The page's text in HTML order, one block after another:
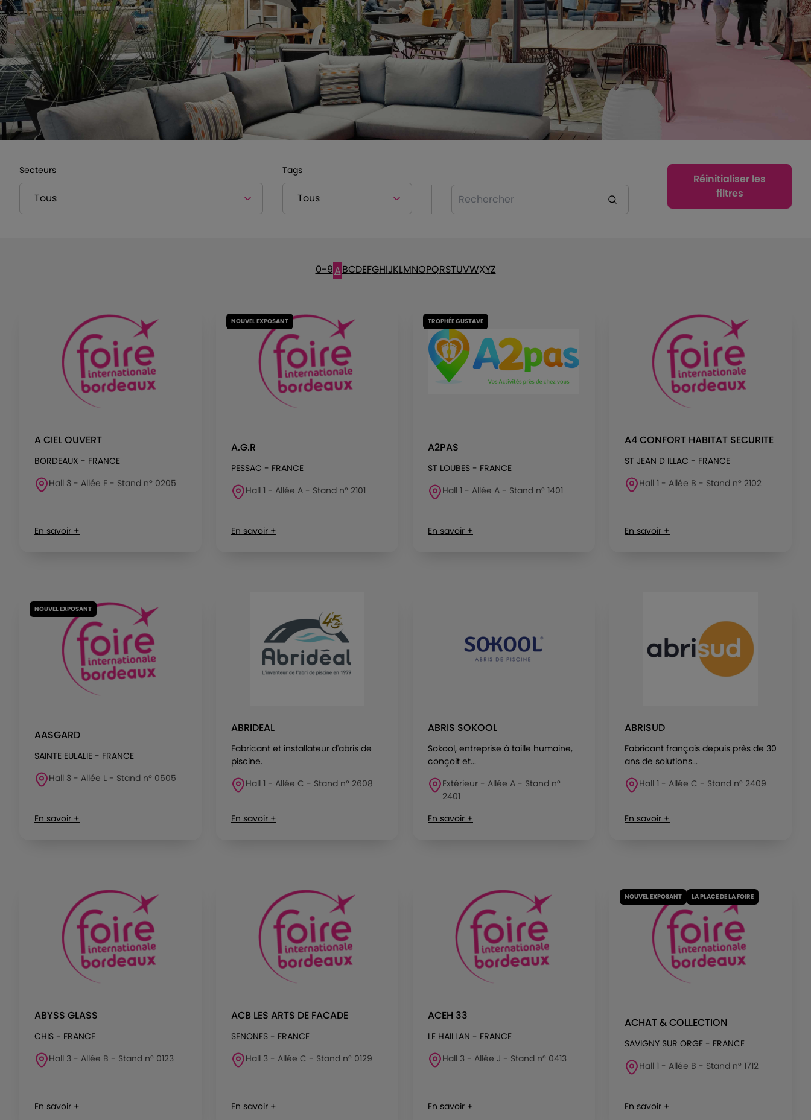
Secteurs Tags
Rechercher
Réinitialiser les
filtres
0-9ABCDEFGHIJKLMNOPQRSTUVWXYZ
A CIEL OUVERT
BORDEAUX - FRANCE
Hall 3 - Allée E - Stand n° 0205
En savoir +
NOUVEL EXPOSANT
A.G.R
PESSAC - FRANCE
Hall 1 - Allée A - Stand n° 2101
En savoir +
TROPHÉE GUSTAVE
A2PAS
ST LOUBES - FRANCE
Hall 1 - Allée A - Stand n° 1401
En savoir +
A4 CONFORT HABITAT SECURITE
ST JEAN D ILLAC - FRANCE
Hall 1 - Allée B - Stand n° 2102
En savoir +
NOUVEL EXPOSANT
AASGARD
SAINTE EULALIE - FRANCE
Hall 3 - Allée L - Stand n° 0505
En savoir +
ABRIDEAL
Fabricant et installateur d'abris de
piscine.
Hall 1 - Allée C - Stand n° 2608
En savoir +
ABRIS SOKOOL
Sokool, entreprise à taille humaine,
conçoit et...
Extérieur - Allée A - Stand n°
2401
En savoir +
ABRISUD
Fabricant français depuis près de 30
ans de solutions...
Hall 1 - Allée C - Stand n° 2409
En savoir +
ABYSS GLASS
CHIS - FRANCE
Hall 3 - Allée B - Stand n° 0123
En savoir +
ACB LES ARTS DE FACADE
SENONES - FRANCE
Hall 3 - Allée C - Stand n° 0129
En savoir +
ACEH 33
LE HAILLAN - FRANCE
Hall 3 - Allée J - Stand n° 0413
En savoir +
NOUVEL EXPOSANT LA PLACE DE LA FOIRE
ACHAT & COLLECTION
SAVIGNY SUR ORGE - FRANCE
Hall 1 - Allée B - Stand n° 1712
En savoir +